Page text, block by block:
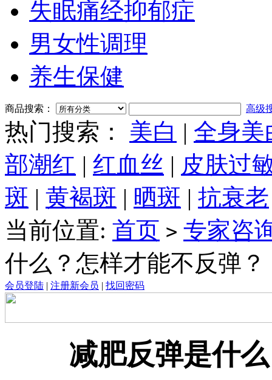
失眠痛经抑郁症
男女性调理
养生保健
商品搜索： 高级
热门搜索： 美白 | 全身美
部潮红 | 红血丝 | 皮肤过
斑 | 黄褐斑 | 晒斑 | 抗衰老
当前位置: 首页 > 专家咨
什么？怎样才能不反弹？
会员登陆 | 注册新会员 | 找回密码
减肥反弹是什